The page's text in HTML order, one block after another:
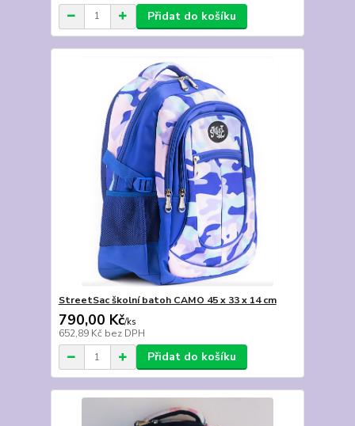
Přidat do košíku
StreetSac školní batoh CAMO 45 x 33 x 14 cm
790,00 Kč/ks
652,89 Kč bez DPH
Přidat do košíku